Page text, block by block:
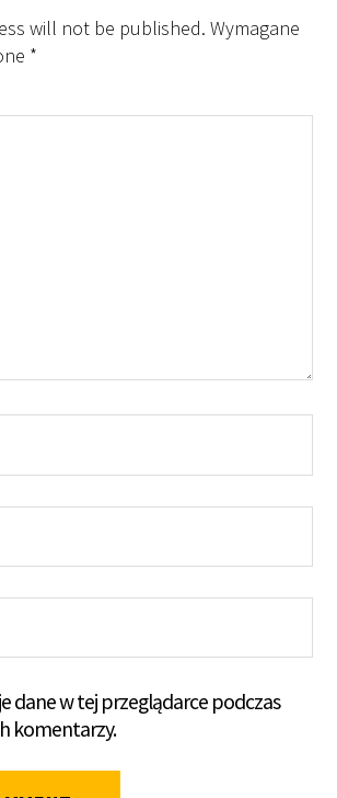
will not be published. Wymagane
*
dane w tej przeglądarce podczas
komentarzy.